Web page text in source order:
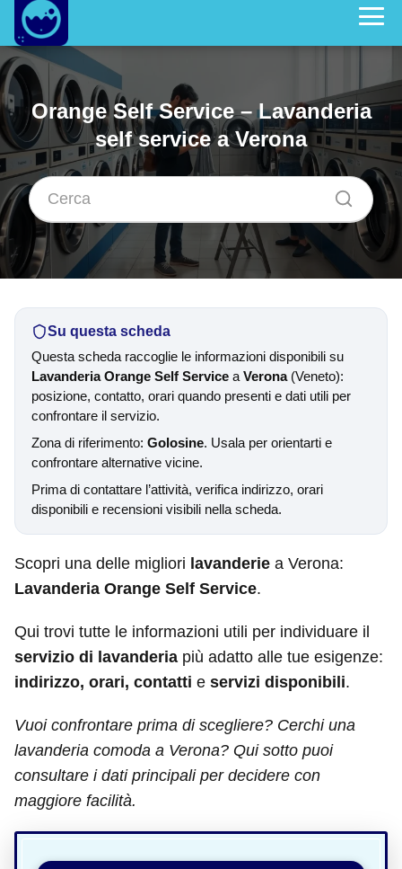
Orange Self Service – Lavanderia
self service a Verona
Su questa scheda
Questa scheda raccoglie le informazioni disponibili su
Lavanderia Orange Self Service a Verona(Veneto):
posizione, contatto, orari quando presenti e dati utili per
confrontare il servizio.
Zona di riferimento: Golosine. Usala per orientarti e
confrontare alternative vicine.
Prima di contattare l’attività, verifica indirizzo, orari
disponibili e recensioni visibili nella scheda.
Scopri una delle migliori lavanderie a Verona:
Lavanderia Orange Self Service.
Qui trovi tutte le informazioni utili per individuare il
servizio di lavanderia più adatto alle tue esigenze:
indirizzo, orari, contatti e servizi disponibili.
Vuoi confrontare prima di scegliere? Cerchi una
lavanderia comoda a Verona? Qui sotto puoi
consultare i dati principali per decidere con
maggiore facilità.